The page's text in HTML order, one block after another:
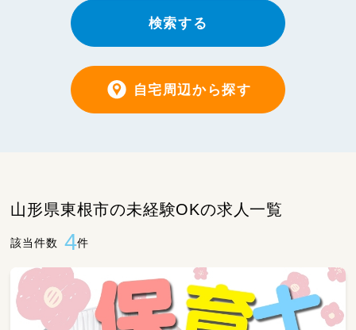
検索する
自宅周辺から探す
山形県東根市の未経験OKの求人一覧
該当件数 4件